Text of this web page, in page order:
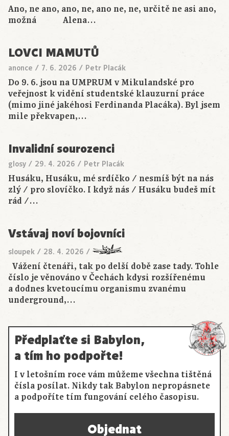
Ano, ne ano, ano, ne, ano ne, ne, určitě ne asi ano,
možná Alena…
LOVCI MAMUTŮ
anonce / 7. 6. 2026 / Petr Placák
Do 9. 6. jsou na UMPRUM v Mikulandské pro
veřejnost k vidění studentské klauzurní práce
(mimo jiné jakéhosi Ferdinanda Placáka). Byl jsem
mile překvapen,…
Invalidní sourozenci
glosy / 29. 4. 2026 / Petr Placák
Husáku, Husáku, mé srdíčko / nesmíš být na nás
zlý / pro slovíčko. I když nás / Husáku budeš mít
rád /…
Vstávaj noví bojovníci
sloupek / 28. 4. 2026 /
Vážení čtenáři, tak po delší době zase tady. Tohle
číslo je věnováno v Čechách kdysi rozšířenému
a dodnes kvetoucímu organismu zvanému
underground,…
Předplaťte si Babylon,
a tím ho podpořte!
I v letošním roce vám můžeme všechna tištěná
čísla posílat. Nikdy tak Babylon nepropásnete
a podpoříte tím fungování celého časopisu.
Objednat